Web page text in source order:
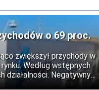
o 69 proc.
zwiększył przychody w
Według wstępnych
Negatywnym
przepływ pieniężny (free